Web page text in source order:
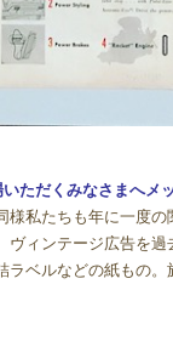
ただくみなさまへメ
私たちも年に一度
ィンテージ広告を
ベルなどの紙もの